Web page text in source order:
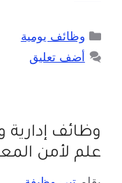
وظائف يومية
أضف تعليق
وظائف
علم لأمن